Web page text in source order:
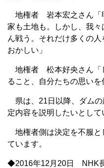
地権者 岩本宏之さん「
家も土地も。しかし、我
ん戦う。それだけ多くの人
おかしい」
地権者 松本好央さん「
ること、自分たちの思いを
県は、21日以降、ダムの
定内容を説明したいとして
地権者側は決定を不服と
ています。
◆2016年12月20日 NHK